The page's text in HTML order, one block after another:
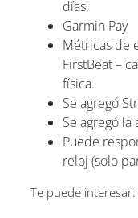
días.
Garmin Pay
Métricas de
FirstBeat –
física.
Se agregó
Se agregó la
Puede
reloj (solo
Te puede